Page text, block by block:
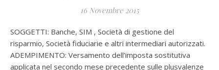
16 Novembre 2015
SOGGETTI: Banche, SIM , Società di gestione del
risparmio, Società fiduciarie e altri intermediari autorizzati.
ADEMPIMENTO: Versamento dell’imposta sostitutiva
applicata nel secondo mese precedente sulle plusvalenze